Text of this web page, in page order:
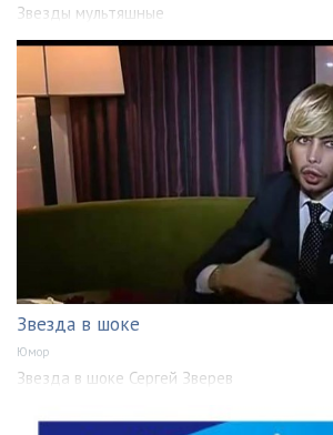
Звезды мультяшные
Звезда в шоке
Юмор
Звезда в шоке Сергей Зверев